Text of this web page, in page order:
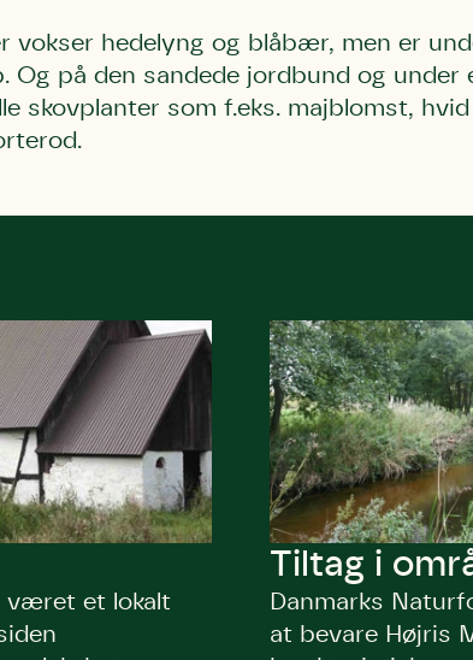
vokser hedelyng og blåbær, men er
Og på den sandede jordbund og
skovplanter som f.eks. majblomst,
været et lokalt
Tiltag i
Danmarks
at bevare Højris